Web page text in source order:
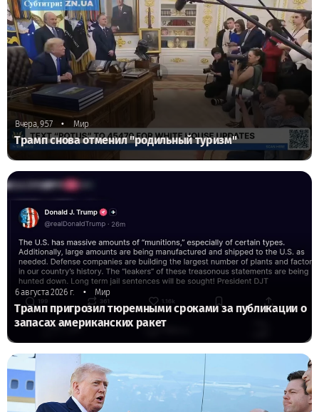
Вчера, 9:57 • Мир
Трамп снова отменил "родильный туризм"
6 августа 2026 г. • Мир
Трамп пригрозил тюремными сроками за публикации о
запасах американских ракет